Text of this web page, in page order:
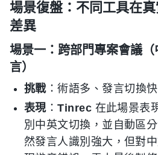
場景復盤：不同工具在
差異
場景一：跨部門專案會議
言）
挑戰：術語多、發言切換
表現：Tinrec 在此場景表
別中英文切換，並自動區
然發言人識別強大，但對